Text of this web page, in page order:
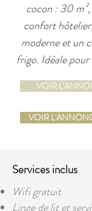
cocon : 30
confort
moderne et un
frigo. Idéale
VOIR
VOIR
Services inclus
Wifi gratuit
Linge de lit et